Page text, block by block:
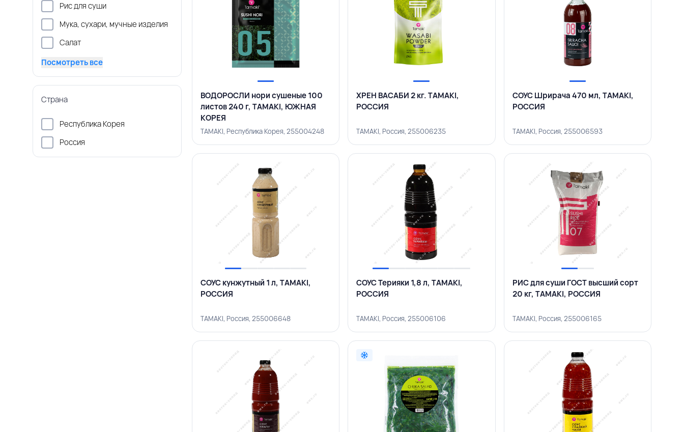
Рис для суши
Мука, сухари, мучные изделия
Салат
Посмотреть все
Страна
Республика Корея
Россия
ВОДОРОСЛИ нори сушеные 100
листов 240 г, TAMAKI, ЮЖНАЯ
КОРЕЯ
TAMAKI, Республика Корея, 255004248
ХРЕН ВАСАБИ 2 кг. TAMAKI,
РОССИЯ
TAMAKI, Россия, 255006235
СОУС Шрирача 470 мл, TAMAKI,
РОССИЯ
TAMAKI, Россия, 255006593
СОУС кунжутный 1 л, TAMAKI,
РОССИЯ
TAMAKI, Россия, 255006648
СОУС Терияки 1,8 л, TAMAKI,
РОССИЯ
TAMAKI, Россия, 255006106
РИС для суши ГОСТ высший сорт
20 кг, TAMAKI, РОССИЯ
TAMAKI, Россия, 255006165